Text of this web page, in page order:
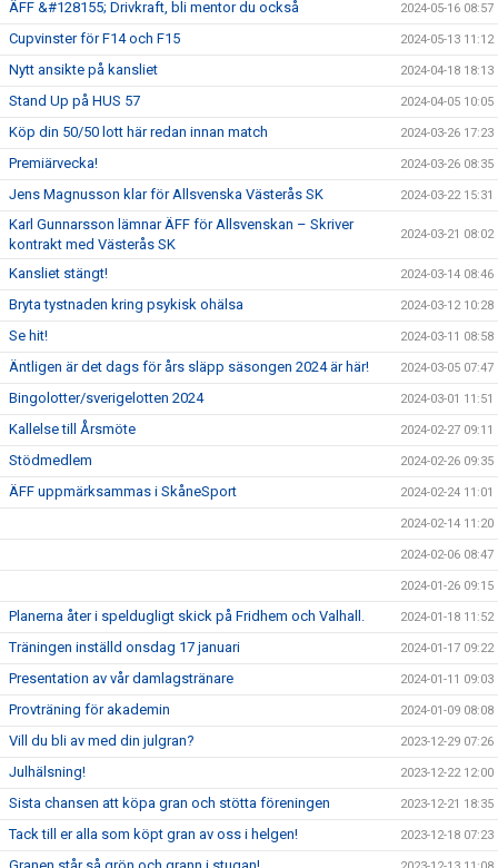
ÄFF &#128155; Drivkraft, bli mentor du också 2024-05-16 08:57
Cupvinster för F14 och F15 2024-05-13 11:12
Nytt ansikte på kansliet 2024-04-18 18:13
Stand Up på HUS 57 2024-04-05 10:05
Köp din 50/50 lott här redan innan match 2024-03-26 17:23
Premiärvecka! 2024-03-26 08:35
Jens Magnusson klar för Allsvenska Västerås SK 2024-03-22 15:31
Karl Gunnarsson lämnar ÄFF för Allsvenskan – Skriver
kontrakt med Västerås SK
2024-03-21 08:02
Kansliet stängt! 2024-03-14 08:46
Bryta tystnaden kring psykisk ohälsa 2024-03-12 10:28
Se hit! 2024-03-11 08:58
Äntligen är det dags för års släpp säsongen 2024 är här! 2024-03-05 07:47
Bingolotter/sverigelotten 2024 2024-03-01 11:51
Kallelse till Årsmöte 2024-02-27 09:11
Stödmedlem 2024-02-26 09:35
ÄFF uppmärksammas i SkåneSport 2024-02-24 11:01
2024-02-14 11:20
2024-02-06 08:47
2024-01-26 09:15
Planerna åter i speldugligt skick på Fridhem och Valhall. 2024-01-18 11:52
Träningen inställd onsdag 17 januari 2024-01-17 09:22
Presentation av vår damlagstränare 2024-01-11 09:03
Provträning för akademin 2024-01-09 08:08
Vill du bli av med din julgran? 2023-12-29 07:26
Julhälsning! 2023-12-22 12:00
Sista chansen att köpa gran och stötta föreningen 2023-12-21 18:35
Tack till er alla som köpt gran av oss i helgen! 2023-12-18 07:23